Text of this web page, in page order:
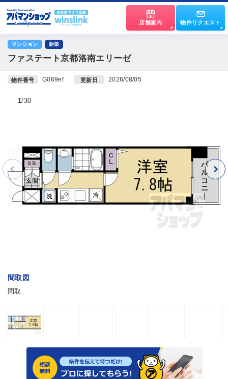
店舗案内 物件リクエスト
マンション 新築
ファステート京都洛南エリーゼ
物件番号 G069ef 更新日 2026/08/05
間取図
間取
1 30